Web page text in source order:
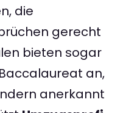
die
gerecht
bieten sogar
an,
anerkannt